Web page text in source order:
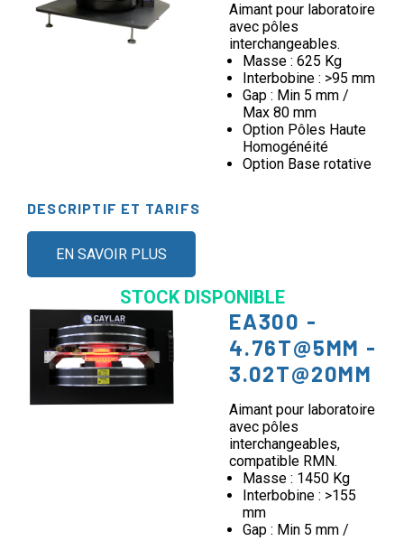
Aimant pour laboratoire
avec pôles
interchangeables.
Masse : 625 Kg
Interbobine : >95 mm
Gap : Min 5 mm /
Max 80 mm
Option Pôles Haute
Homogénéité
Option Base rotative
DESCRIPTIF ET TARIFS
EN SAVOIR PLUS
STOCK DISPONIBLE
EA300 -
4.76T@5MM -
3.02T@20MM
Aimant pour laboratoire
avec pôles
interchangeables,
compatible RMN.
Masse : 1450 Kg
Interbobine : >155
mm
Gap : Min 5 mm /